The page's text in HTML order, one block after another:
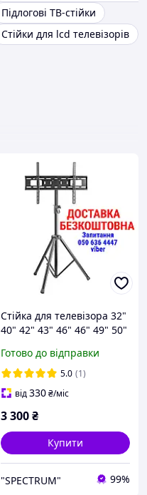
Підлогові ТВ-стійки
Стійки для lcd телевізорів
Стійка для телевізора 32"
40" 42" 43" 46" 46" 49" 50"
Підлогова стійка тринога
Підставка для телевізора
Готово до відправки
5.0 (1)
від330₴/міс
3 300₴
Купити
"SPECTRUM" 99%